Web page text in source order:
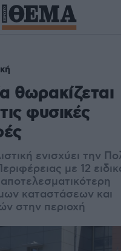
θωρακίζεται
φυσικές
ενισχύει την
με 12
καταστάσεων και
στην περιοχή